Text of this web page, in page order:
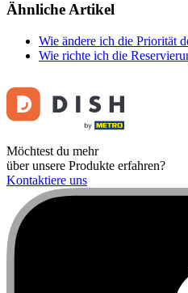
Ähnliche Artikel
Wie ändere ich die Priorität
Wie richte ich die
Möchtest du mehr
über unsere Produkte erfahren?
Kontaktiere uns